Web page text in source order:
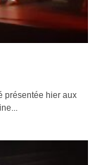
présentée hier aux